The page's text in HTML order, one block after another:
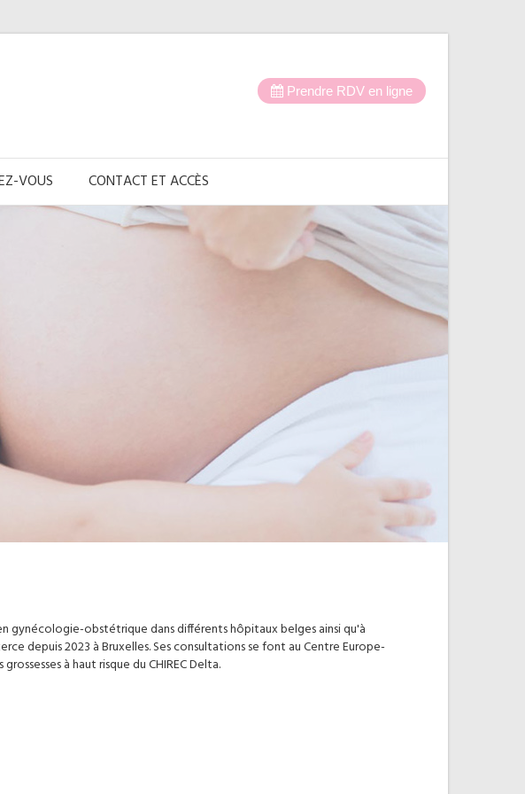
Prendre RDV en ligne
VOUS CONTACT ET ACCÈS
gynécologie-obstétrique dans différents hôpitaux belges ainsi qu'à
depuis 2023 à Bruxelles. Ses consultations se font au Centre Europe-
à haut risque du CHIREC Delta.